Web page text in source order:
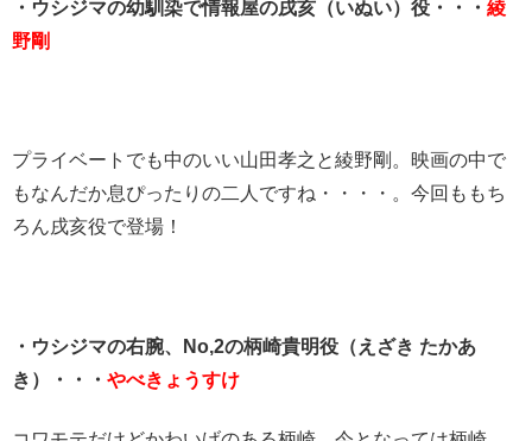
・ウシジマの幼馴染で情報屋の戌亥（いぬい）役・・・ 綾
野剛
プライベートでも中のいい山田孝之と綾野剛。映画の中で
もなんだか息ぴったりの二人ですね・・・・。今回ももち
ろん戌亥役で登場！
・ウシジマの右腕、No,2の柄崎貴明役（えざき たかあ
き）・・・ やべきょうすけ